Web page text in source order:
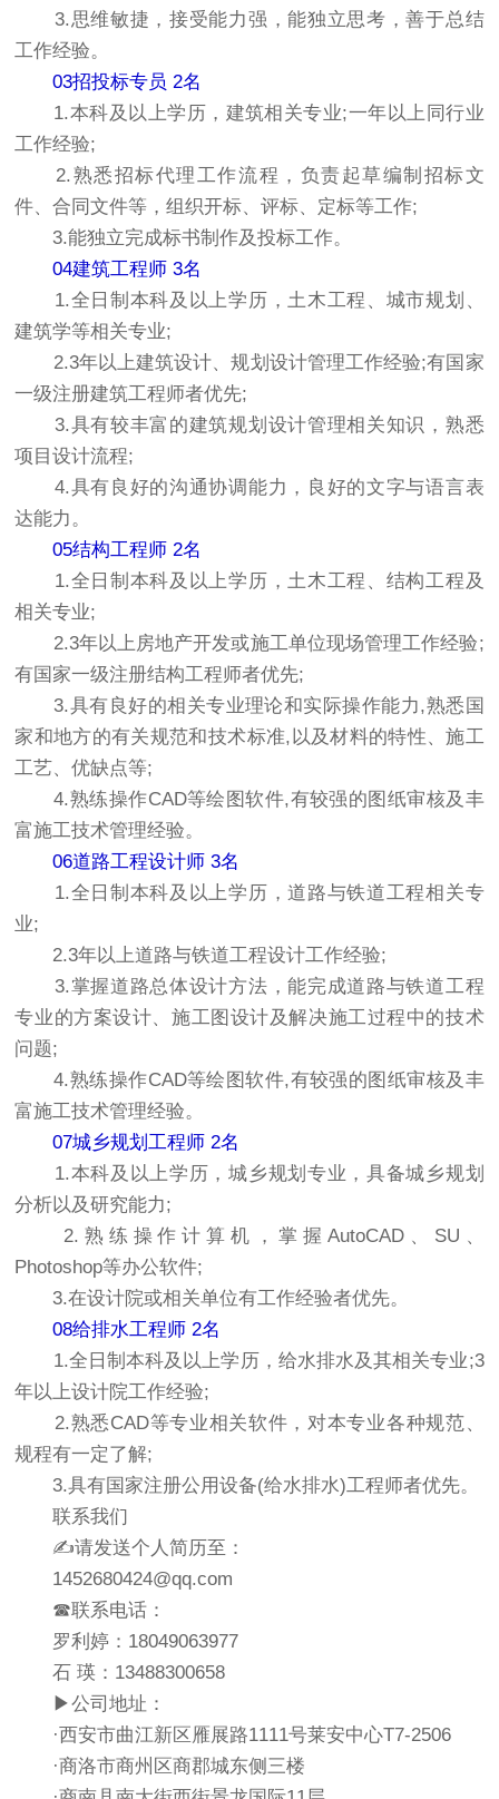
3.思维敏捷，接受能力强，能独立思考，善于总结
工作经验。
03招投标专员 2名
1.本科及以上学历，建筑相关专业;一年以上同行业
工作经验;
2.熟悉招标代理工作流程，负责起草编制招标文
件、合同文件等，组织开标、评标、定标等工作;
3.能独立完成标书制作及投标工作。
04建筑工程师 3名
1.全日制本科及以上学历，土木工程、城市规划、
建筑学等相关专业;
2.3年以上建筑设计、规划设计管理工作经验;有国家
一级注册建筑工程师者优先;
3.具有较丰富的建筑规划设计管理相关知识，熟悉
项目设计流程;
4.具有良好的沟通协调能力，良好的文字与语言表
达能力。
05结构工程师 2名
1.全日制本科及以上学历，土木工程、结构工程及
相关专业;
2.3年以上房地产开发或施工单位现场管理工作经验;
有国家一级注册结构工程师者优先;
3.具有良好的相关专业理论和实际操作能力,熟悉国
家和地方的有关规范和技术标准,以及材料的特性、施工
工艺、优缺点等;
4.熟练操作CAD等绘图软件,有较强的图纸审核及丰
富施工技术管理经验。
06道路工程设计师 3名
1.全日制本科及以上学历，道路与铁道工程相关专
业;
2.3年以上道路与铁道工程设计工作经验;
3.掌握道路总体设计方法，能完成道路与铁道工程
专业的方案设计、施工图设计及解决施工过程中的技术
问题;
4.熟练操作CAD等绘图软件,有较强的图纸审核及丰
富施工技术管理经验。
07城乡规划工程师 2名
1.本科及以上学历，城乡规划专业，具备城乡规划
分析以及研究能力;
2.熟练操作计算机，掌握AutoCAD、SU、
Photoshop等办公软件;
3.在设计院或相关单位有工作经验者优先。
08给排水工程师 2名
1.全日制本科及以上学历，给水排水及其相关专业;3
年以上设计院工作经验;
2.熟悉CAD等专业相关软件，对本专业各种规范、
规程有一定了解;
3.具有国家注册公用设备(给水排水)工程师者优先。
联系我们
✍请发送个人简历至：
1452680424@qq.com
☎联系电话：
罗利婷：18049063977
石 瑛：13488300658
▶公司地址：
·西安市曲江新区雁展路1111号莱安中心T7-2506
·商洛市商州区商郡城东侧三楼